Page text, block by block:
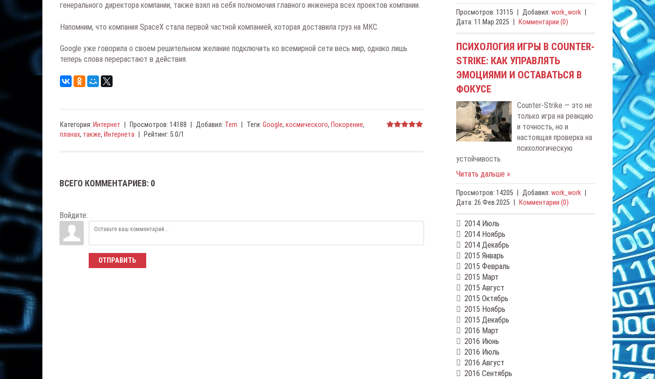
генерального директора компании, также взял на себя полномочия главного инженера всех проектов компании.
Напомним, что компания SpaceX стала первой частной компанией, которая доставила груз на МКС.
Google уже говорила о своем решительном желание подключить ко всемирной сети весь мир, однако лишь
теперь слова перерастают в действия.
Категория: Интернет Просмотров: 14188 Добавил: Tem Теги: Google,космического, Покорение,
планах, также, Интернета Рейтинг: 5.0/1
ВСЕГО КОММЕНТАРИЕВ: 0
Войдите:
ОТПРАВИТЬ
Просмотров: 13115 Добавил: work_work
Дата: 11.Мар.2025 Комментарии (0)
ПСИХОЛОГИЯ ИГРЫ В COUNTER-
STRIKE: КАК УПРАВЛЯТЬ
ЭМОЦИЯМИ И ОСТАВАТЬСЯ В
ФОКУСЕ
Counter-Strike — это не
только игра на реакцию
и точность, но и
настоящая проверка на
психологическую
устойчивость.
Читать дальше »
Просмотров: 14205 Добавил: work_work
Дата: 26.Фев.2025 Комментарии (0)
2014 Июль
2014 Ноябрь
2014 Декабрь
2015 Январь
2015 Февраль
2015 Март
2015 Август
2015 Октябрь
2015 Ноябрь
2015 Декабрь
2016 Март
2016 Июнь
2016 Июль
2016 Август
2016 Сентябрь